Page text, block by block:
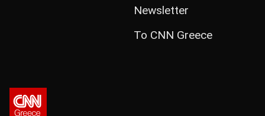
Newsletter
Το CNN Greece